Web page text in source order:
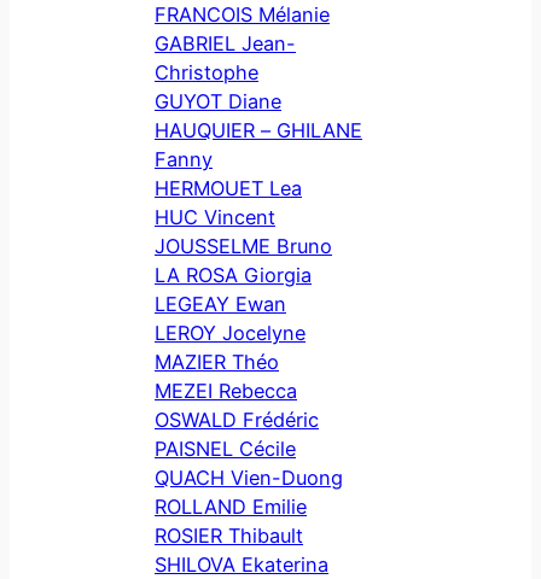
FRANCOIS Mélanie
GABRIEL Jean-
Christophe
GUYOT Diane
HAUQUIER – GHILANE
Fanny
HERMOUET Lea
HUC Vincent
JOUSSELME Bruno
LA ROSA Giorgia
LEGEAY Ewan
LEROY Jocelyne
MAZIER Théo
MEZEI Rebecca
OSWALD Frédéric
PAISNEL Cécile
QUACH Vien-Duong
ROLLAND Emilie
ROSIER Thibault
SHILOVA Ekaterina